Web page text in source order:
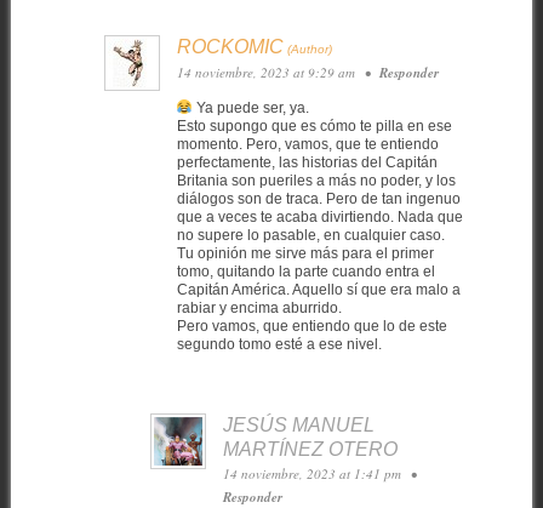
ROCKOMIC
14 noviembre, 2023 at 9:29 am • Responder
Ya puede ser, ya.
Esto supongo que es cómo te pilla en ese
momento. Pero, vamos, que te entiendo
perfectamente, las historias del Capitán
Britania son pueriles a más no poder, y los
diálogos son de traca. Pero de tan ingenuo
que a veces te acaba divirtiendo. Nada que
no supere lo pasable, en cualquier caso.
Tu opinión me sirve más para el primer
tomo, quitando la parte cuando entra el
Capitán América. Aquello sí que era malo a
rabiar y encima aburrido.
Pero vamos, que entiendo que lo de este
segundo tomo esté a ese nivel.
JESÚS MANUEL
MARTÍNEZ OTERO
14 noviembre, 2023 at 1:41 pm •
Responder